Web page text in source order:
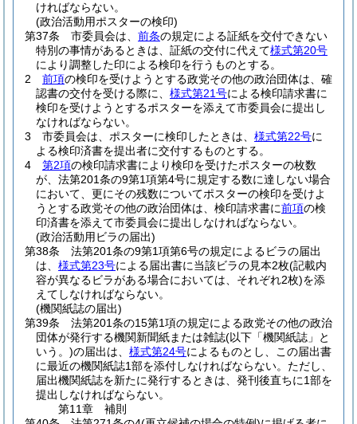
ければならない。
(政治活動用ポスターの検印)
第37条
市委員会は、 前条の規定による証紙を交付できない
特別の事情があるときは、証紙の交付に代えて様式第20号
により調整した印による検印を行うものとする。
2
前項の検印を受けようとする政党その他の政治団体は、確
認書の交付を受ける際に、 様式第21号による検印請求書に
検印を受けようとするポスターを添えて市委員会に提出し
なければならない。
3
市委員会は、ポスターに検印したときは、 様式第22号に
よる検印済書を提出者に交付するものとする。
4
第2項の検印請求書により検印を受けたポスターの枚数
が、法第201条の9第1項第4号に規定する数に達しない場合
において、更にその残数についてポスターの検印を受けよ
うとする政党その他の政治団体は、検印請求書に前項の検
印済書を添えて市委員会に提出しなければならない。
(政治活動用ビラの届出)
第38条
法第201条の9第1項第6号の規定によるビラの届出
は、 様式第23号による届出書に当該ビラの見本2枚(記載内
容が異なるビラがある場合においては、それぞれ2枚)を添
えてしなければならない。
(機関紙誌の届出)
第39条
法第201条の15第1項の規定による政党その他の政治
団体が発行する機関新聞紙または雑誌(以下「機関紙誌」と
いう。)の届出は、 様式第24号によるものとし、この届出書
に最近の機関紙誌1部を添付しなければならない。 ただし、
届出機関紙誌を新たに発行するときは、発刊後直ちに1部を
提出しなければならない。
第11章
補則